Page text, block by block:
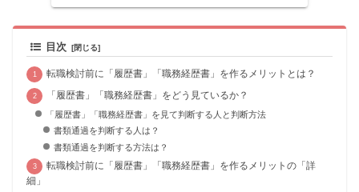
目次
転職検討前に「履歴書」「職務経歴書」を作るメリットとは？
「履歴書」「職務経歴書」をどう見ているか？
「履歴書」「職務経歴書」を見て判断する人と判断方法
書類通過を判断する人は？
書類通過を判断する方法は？
転職検討前に「履歴書」「職務経歴書」を作るメリットの「詳
細」